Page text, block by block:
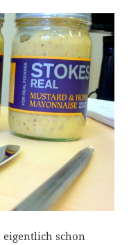
eigentlich schon